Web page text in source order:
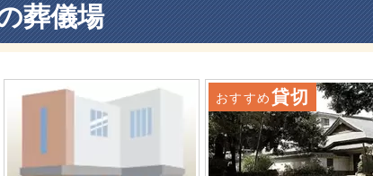
葬儀場
おすすめ貸切